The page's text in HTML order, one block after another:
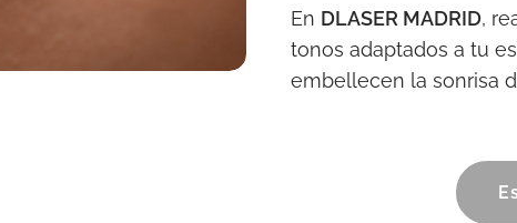
En DLASER MADRID,
tonos adaptados a tu
embellecen la sonrisa